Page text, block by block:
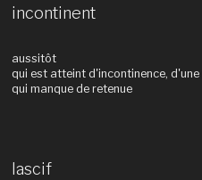
incontinent
aussitôt
qui est atteint d'incontinence,
qui manque de retenue
lascif